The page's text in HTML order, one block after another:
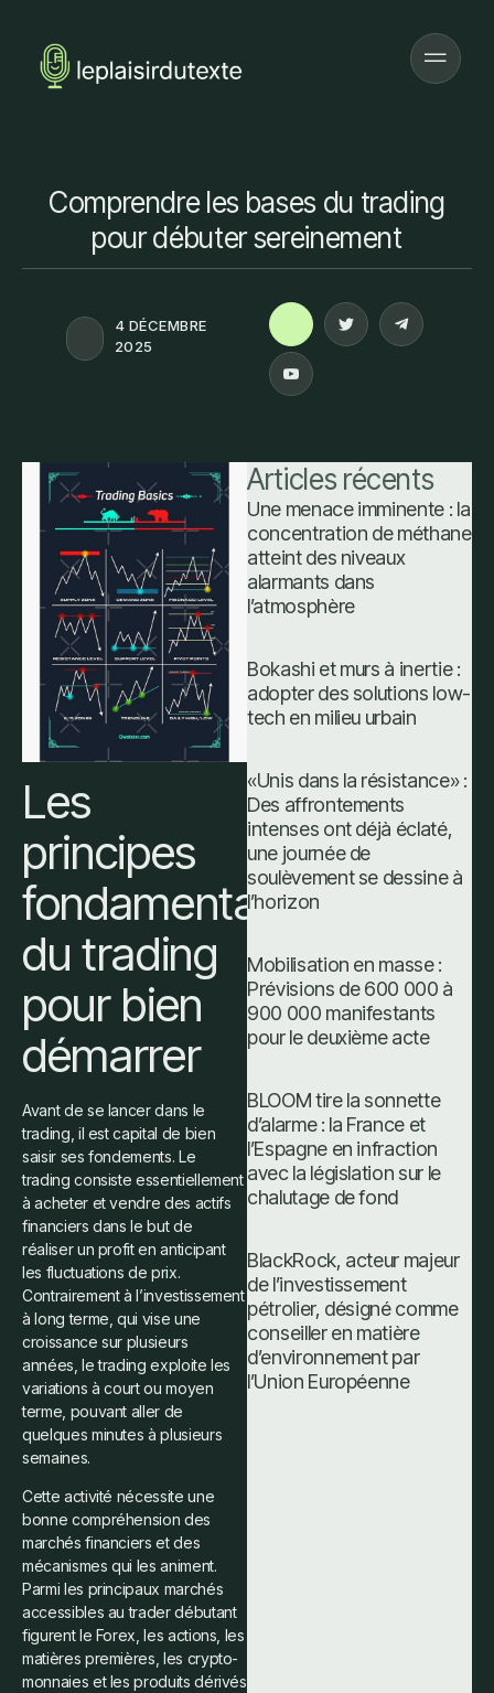
Comprendre les bases du trading
pour débuter sereinement
4 DÉCEMBRE
2025
Les
principes
fondamentaux
du trading
pour bien
démarrer
Avant de se lancer dans le
trading, il est capital de bien
saisir ses fondements. Le
trading consiste essentiellement
à acheter et vendre des actifs
financiers dans le but de
réaliser un profit en anticipant
les fluctuations de prix.
Contrairement à l’investissement
à long terme, qui vise une
croissance sur plusieurs
années, le trading exploite les
variations à court ou moyen
terme, pouvant aller de
quelques minutes à plusieurs
semaines.
Cette activité nécessite une
bonne compréhension des
marchés financiers et des
mécanismes qui les animent.
Parmi les principaux marchés
accessibles au trader débutant
figurent le Forex, les actions, les
matières premières, les crypto-
monnaies et les produits dérivés
Articles récents
Une menace imminente : la
concentration de méthane
atteint des niveaux
alarmants dans
l’atmosphère
Bokashi et murs à inertie :
adopter des solutions low-
tech en milieu urbain
«Unis dans la résistance» :
Des affrontements
intenses ont déjà éclaté,
une journée de
soulèvement se dessine à
l’horizon
Mobilisation en masse :
Prévisions de 600 000 à
900 000 manifestants
pour le deuxième acte
BLOOM tire la sonnette
d’alarme : la France et
l’Espagne en infraction
avec la législation sur le
chalutage de fond
BlackRock, acteur majeur
de l’investissement
pétrolier, désigné comme
conseiller en matière
d’environnement par
l’Union Européenne